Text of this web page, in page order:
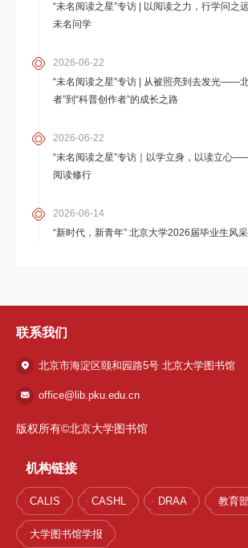
“未名阅读之星”专访 | 以阅读之力，行学问
未名问学
2026-06-22
“未名阅读之星”专访 | 从被照亮到去发光——
者”到“科普创作者”的成长之路
2026-06-22
“未名阅读之星”专访｜以学立身，以读立心
阅读修行
2026-06-14
“新时代，新青年” 北京大学2026届毕业生风
联系我们
北京市海淀区颐和园路5号 北京大学图书馆
office@lib.pku.edu.cn
版权所有©北京大学图书馆
机构链接
CALIS CASHL DRAA 教育
大学图书馆学报